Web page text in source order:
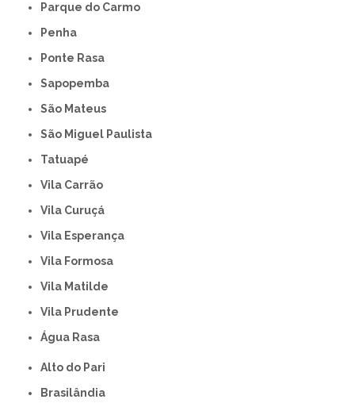
Parque do Carmo
Penha
Ponte Rasa
Sapopemba
São Mateus
São Miguel Paulista
Tatuapé
Vila Carrão
Vila Curuçá
Vila Esperança
Vila Formosa
Vila Matilde
Vila Prudente
Água Rasa
Alto do Pari
Brasilândia